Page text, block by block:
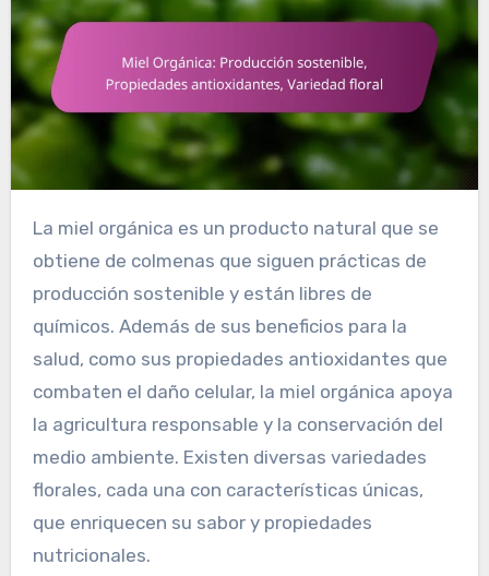
La miel orgánica es un producto natural que se
obtiene de colmenas que siguen prácticas de
producción sostenible y están libres de
químicos. Además de sus beneficios para la
salud, como sus propiedades antioxidantes que
combaten el daño celular, la miel orgánica apoya
la agricultura responsable y la conservación del
medio ambiente. Existen diversas variedades
florales, cada una con características únicas,
que enriquecen su sabor y propiedades
nutricionales.